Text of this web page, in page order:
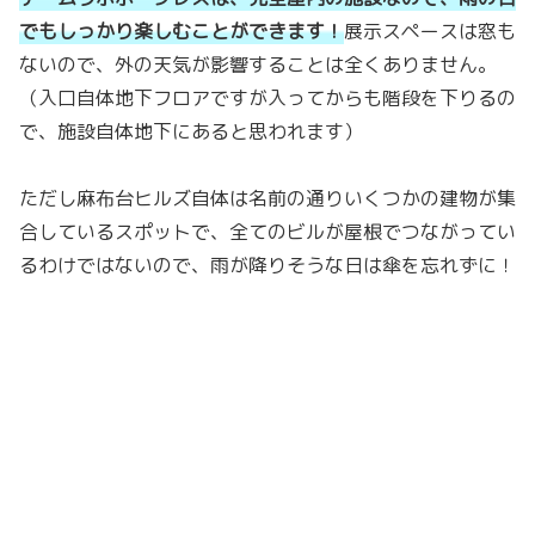
でもしっかり楽しむことができます！展示スペースは窓も
ないので、外の天気が影響することは全くありません。
（入口自体地下フロアですが入ってからも階段を下りるの
で、施設自体地下にあると思われます）
ただし麻布台ヒルズ自体は名前の通りいくつかの建物が集
合しているスポットで、全てのビルが屋根でつながってい
るわけではないので、雨が降りそうな日は傘を忘れずに！